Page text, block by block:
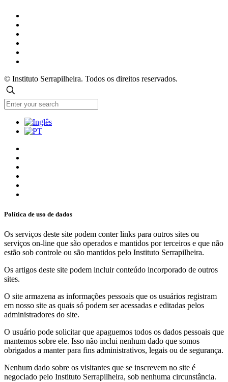
© Instituto Serrapilheira. Todos os direitos reservados.
Política de uso de dados
Os serviços deste site podem conter links para outros sites ou
serviços on-line que são operados e mantidos por terceiros e que não
estão sob controle ou são mantidos pelo Instituto Serrapilheira.
Os artigos deste site podem incluir conteúdo incorporado de outros
sites.
O site armazena as informações pessoais que os usuários registram
em nosso site as quais só podem ser acessadas e editadas pelos
administradores do site.
O usuário pode solicitar que apaguemos todos os dados pessoais que
mantemos sobre ele. Isso não inclui nenhum dado que somos
obrigados a manter para fins administrativos, legais ou de segurança.
Nenhum dado sobre os visitantes que se inscrevem no site é
negociado pelo Instituto Serrapilheira, sob nenhuma circunstância.